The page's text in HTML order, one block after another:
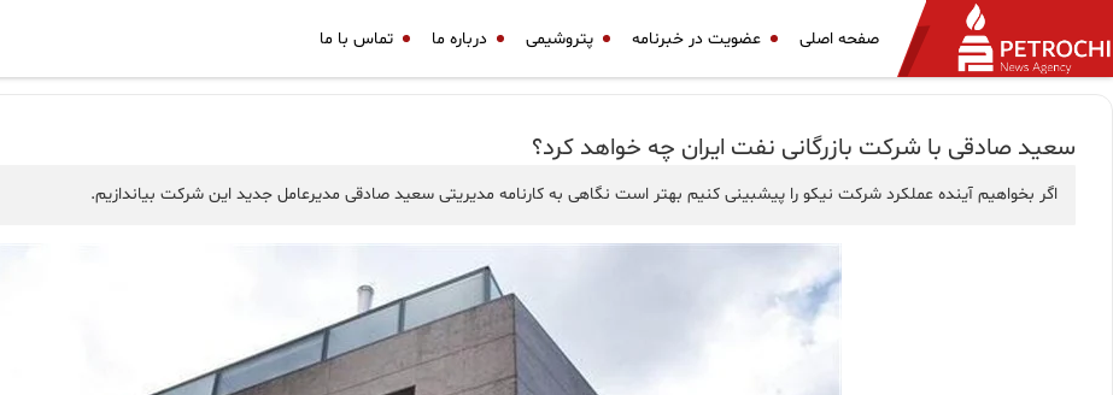
صفحه اصلی عضویت در خبرنامه پتروشیمی درباره ما تماس با ما
سعید صادقی با شرکت بازرگانی نفت ایران چه خواهد کرد؟
اگر بخواهیم آینده عملکرد شرکت نیکو را پیشبینی کنیم بهتر است نگاهی به کارنامه مدیریتی سعید صادقی مدیرعامل جدید این شرکت بیاندازیم.